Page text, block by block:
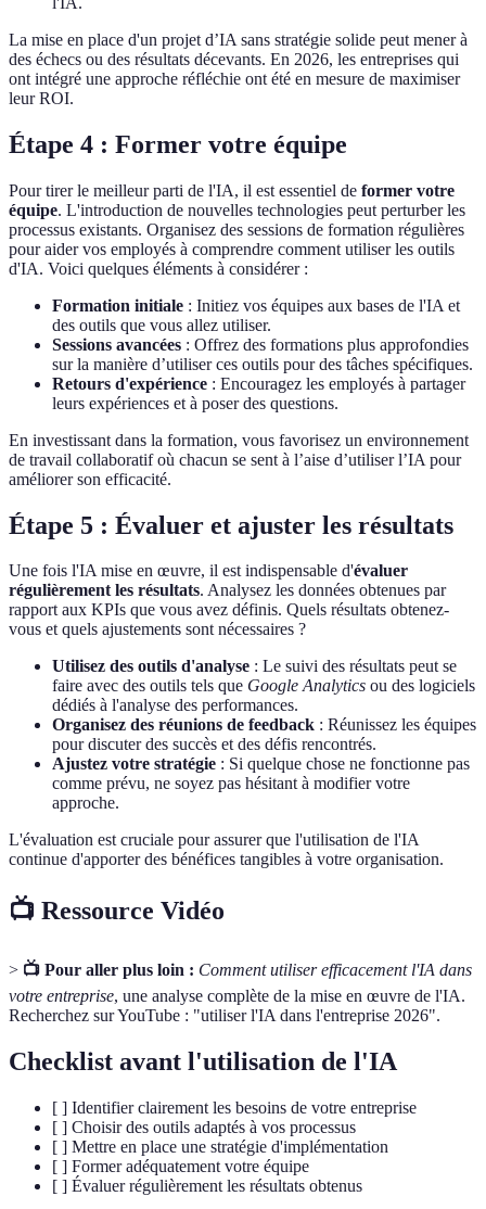
La mise en place d'un projet d’IA sans stratégie solide peut mener à
des échecs ou des résultats décevants. En 2026, les entreprises qui
ont intégré une approche réfléchie ont été en mesure de maximiser
leur ROI.
Étape 4 : Former votre équipe
Pour tirer le meilleur parti de l'IA, il est essentiel de former votre
équipe. L'introduction de nouvelles technologies peut perturber les
processus existants. Organisez des sessions de formation régulières
pour aider vos employés à comprendre comment utiliser les outils
d'IA. Voici quelques éléments à considérer :
Formation initiale : Initiez vos équipes aux bases de l'IA et
des outils que vous allez utiliser.
Sessions avancées : Offrez des formations plus approfondies
sur la manière d’utiliser ces outils pour des tâches spécifiques.
Retours d'expérience : Encouragez les employés à partager
leurs expériences et à poser des questions.
En investissant dans la formation, vous favorisez un environnement
de travail collaboratif où chacun se sent à l’aise d’utiliser l’IA pour
améliorer son efficacité.
Étape 5 : Évaluer et ajuster les résultats
Une fois l'IA mise en œuvre, il est indispensable d'évaluer
régulièrement les résultats. Analysez les données obtenues par
rapport aux KPIs que vous avez définis. Quels résultats obtenez-
vous et quels ajustements sont nécessaires ?
Utilisez des outils d'analyse : Le suivi des résultats peut se
faire avec des outils tels que Google Analytics ou des logiciels
dédiés à l'analyse des performances.
Organisez des réunions de feedback : Réunissez les équipes
pour discuter des succès et des défis rencontrés.
Ajustez votre stratégie : Si quelque chose ne fonctionne pas
comme prévu, ne soyez pas hésitant à modifier votre
approche.
L'évaluation est cruciale pour assurer que l'utilisation de l'IA
continue d'apporter des bénéfices tangibles à votre organisation.
📺 Ressource Vidéo
> 📺 Pour aller plus loin : Comment utiliser efficacement l'IA dans
votre entreprise, une analyse complète de la mise en œuvre de l'IA.
Recherchez sur YouTube : "utiliser l'IA dans l'entreprise 2026".
Checklist avant l'utilisation de l'IA
[ ] Identifier clairement les besoins de votre entreprise
[ ] Choisir des outils adaptés à vos processus
[ ] Mettre en place une stratégie d'implémentation
[ ] Former adéquatement votre équipe
[ ] Évaluer régulièrement les résultats obtenus